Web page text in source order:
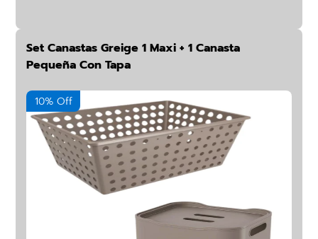
Set Canastas Greige 1 Maxi + 1 Canasta
Pequeña Con Tapa
10% Off